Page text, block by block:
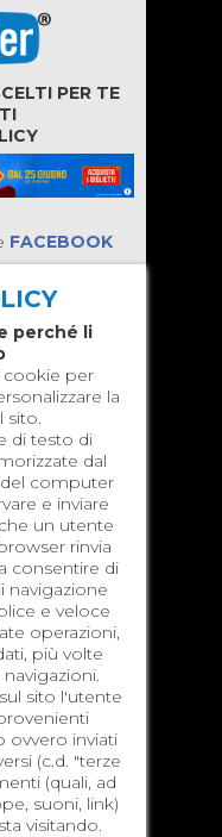
PER TE
FACEBOOK
perché li
cookie per
la
sito.
di testo di
dal
computer
e inviare
un utente
rinvia
consentire di
navigazione
e veloce
operazioni,
più volte
sito l'utente
ovvero inviati
(c.d. "terze
(quali, ad
suoni, link)
visitando.